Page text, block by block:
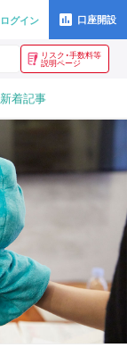
ログイン 口座開設
新着記事
リスク・手数料等
説明ページ